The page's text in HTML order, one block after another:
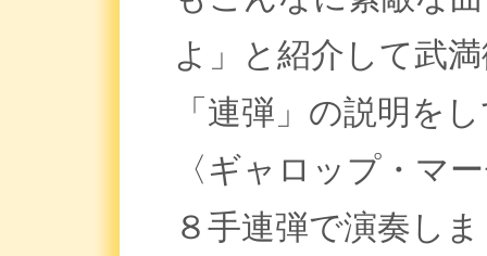
よ」と紹介して武
「連弾」の説明を
〈ギャロップ・マ
８手連弾で演奏し